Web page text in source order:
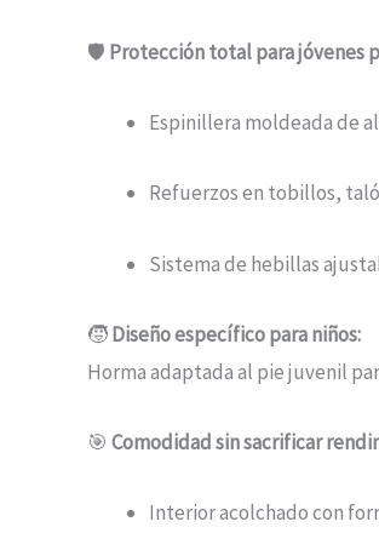
🛡️ Protección total para jóvenes
Espinillera moldeada de
Refuerzos en tobillos,
Sistema de hebillas
🧒Diseño específico para niños:
Horma adaptada al pie juvenil
🎯 Comodidad sin sacrificar
Interior acolchado con